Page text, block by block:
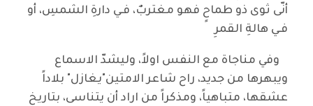
أنّى ثوى ذو طماحٍ فهو مغتربٌ، فـي دارةِ الشمسِ، أو
فـي هالةِ القمرِ
وفي مناجاة مع النفس اولاً، وليشدّ الاسماع
ويبهرها من جديد، راح شاعر الامتين"يغازل" بلاداً
عشقها، متباهياً، ومذكراً من اراد أن يتناسى، بتاريخ